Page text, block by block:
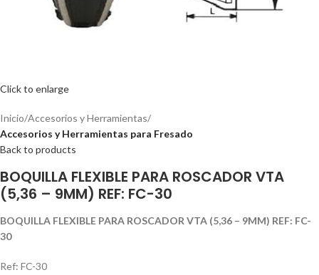
Click to enlarge
Inicio Accesorios y Herramientas
Accesorios y Herramientas para Fresado
Back to products
BOQUILLA FLEXIBLE PARA ROSCADOR VTA
(5,36 – 9MM) REF: FC-30
BOQUILLA FLEXIBLE PARA ROSCADOR VTA (5,36 – 9MM) REF: FC-
30
Ref: FC-30